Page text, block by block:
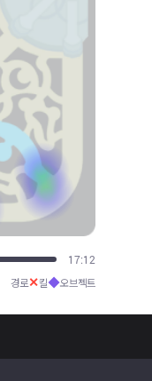
18:56
경로✕킬◆오브젝트